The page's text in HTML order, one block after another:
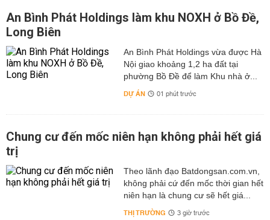
An Bình Phát Holdings làm khu NOXH ở Bồ Đề,
Long Biên
An Bình Phát Holdings vừa được Hà
Nội giao khoảng 1,2 ha đất tại
phường Bồ Đề để làm Khu nhà ở...
DỰ ÁN 01 phút trước
Chung cư đến mốc niên hạn không phải hết giá
trị
Theo lãnh đạo Batdongsan.com.vn,
không phải cứ đến mốc thời gian hết
niên hạn là chung cư sẽ hết giá...
THỊ TRƯỜNG 3 giờ trước